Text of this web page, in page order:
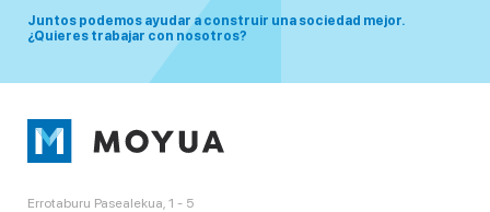
Juntos podemos ayudar a construir una sociedad mejor.
¿Quieres trabajar con nosotros?
Errotaburu Pasealekua, 1 - 5